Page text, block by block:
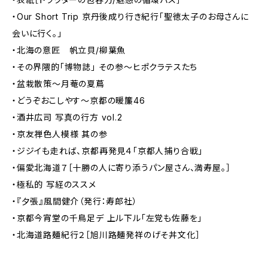
・Our Short Trip 京丹後成り行き紀行「聖徳太子のお母さんに
会いに行く。」
・北海の意匠 帆立貝/柳葉魚
・その界隈的「博物誌」 その参〜ヒポクラテスたち
・盆栽散策〜月菴の夏蔦
・どうぞおこしやす〜京都の暖簾46
・酒井広司 写真の行方 vol.2
・京友禅色人模様 其の参
・ジジイも走れば、京都再発見４「京都人捕り合戦」
・偏愛北海道７［十勝の人に寄り添うパン屋さん、満寿屋。］
・極私的 写経のススメ
・『夕張』風間健介（発行：寿郎社）
・京都今宵堂の千鳥足デ 上ル下ル「左党も佐藤を」
・北海道路麺紀行２［旭川路麺発祥のげそ丼文化］